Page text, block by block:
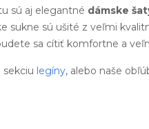
sú aj elegantné dámske
sukne sú ušité z veľmi
sa cítiť komfortne a
legíny, alebo naše